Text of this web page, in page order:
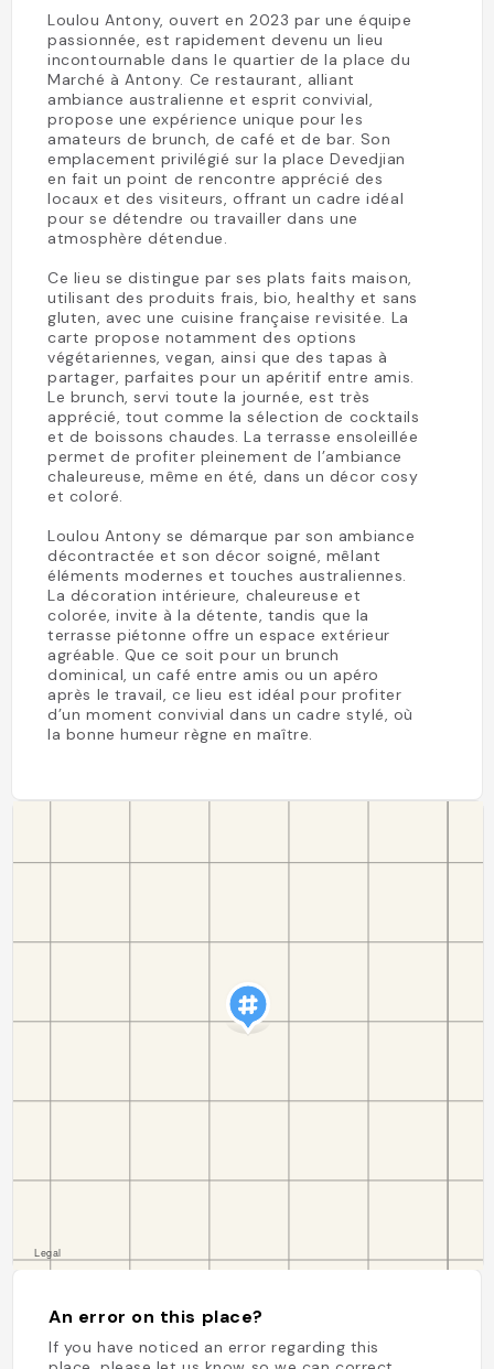
Loulou Antony, ouvert en 2023 par une équipe
passionnée, est rapidement devenu un lieu
incontournable dans le quartier de la place du
Marché à Antony. Ce restaurant, alliant
ambiance australienne et esprit convivial,
propose une expérience unique pour les
amateurs de brunch, de café et de bar. Son
emplacement privilégié sur la place Devedjian
en fait un point de rencontre apprécié des
locaux et des visiteurs, offrant un cadre idéal
pour se détendre ou travailler dans une
atmosphère détendue.
Ce lieu se distingue par ses plats faits maison,
utilisant des produits frais, bio, healthy et sans
gluten, avec une cuisine française revisitée. La
carte propose notamment des options
végétariennes, vegan, ainsi que des tapas à
partager, parfaites pour un apéritif entre amis.
Le brunch, servi toute la journée, est très
apprécié, tout comme la sélection de cocktails
et de boissons chaudes. La terrasse ensoleillée
permet de profiter pleinement de l’ambiance
chaleureuse, même en été, dans un décor cosy
et coloré.
Loulou Antony se démarque par son ambiance
décontractée et son décor soigné, mêlant
éléments modernes et touches australiennes.
La décoration intérieure, chaleureuse et
colorée, invite à la détente, tandis que la
terrasse piétonne offre un espace extérieur
agréable. Que ce soit pour un brunch
dominical, un café entre amis ou un apéro
après le travail, ce lieu est idéal pour profiter
d’un moment convivial dans un cadre stylé, où
la bonne humeur règne en maître.
An error on this place?
If you have noticed an error regarding this